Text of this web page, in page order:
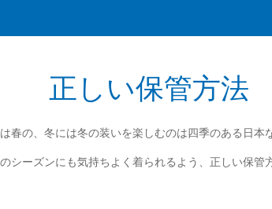
正しい保管方法
春の、冬には冬の装いを楽しむのは四季のある日本
シーズンにも気持ちよく着られるよう、正しい保管